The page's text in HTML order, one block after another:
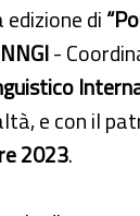
edizione di
-
e con il
2023.